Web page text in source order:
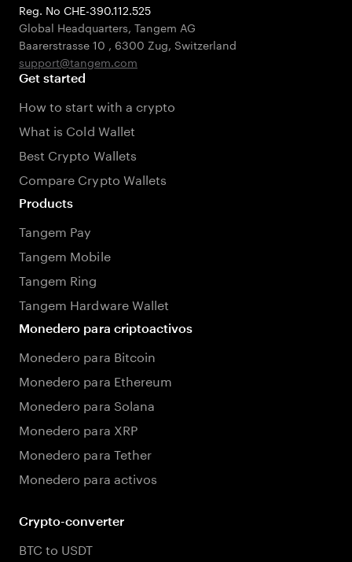
Reg. No CHE-390.112.525
Global Headquarters, Tangem AG
Baarerstrasse 10 , 6300 Zug, Switzerland
support@tangem.com
Get started
How to start with a crypto
What is Cold Wallet
Best Crypto Wallets
Compare Crypto Wallets
Products
Tangem Pay
Tangem Mobile
Tangem Ring
Tangem Hardware Wallet
Monedero para criptoactivos
Monedero para Bitcoin
Monedero para Ethereum
Monedero para Solana
Monedero para XRP
Monedero para Tether
Monedero para activos
Crypto-converter
BTC to USDT